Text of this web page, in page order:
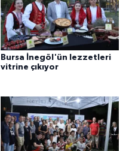
Bursa İnegöl'ün lezzetleri
vitrine çıkıyor